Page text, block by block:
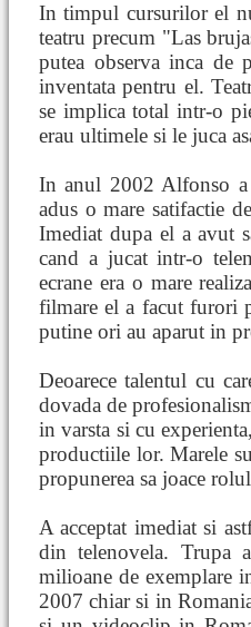
In timpul cursurilor el
teatru precum "Las
putea observa inca de
inventata pentru el.
se implica total intr-o
erau ultimele si le juca
In anul 2002 Alfonso
adus o mare satifactie
Imediat dupa el a avut
cand a jucat intr-o
ecrane era o mare
filmare el a facut furori
putine ori au aparut in
Deoarece talentul cu
dovada de
in varsta si cu
productiile lor. Marele
propunerea sa joace
A acceptat imediat si
din telenovela. Trupa
milioane de exemplare
2007 chiar si in